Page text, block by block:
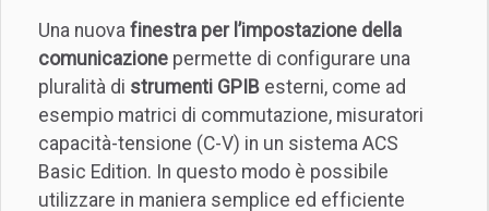
Una nuova finestra per l’impostazione della
comunicazione permette di configurare una
pluralità di strumenti GPIB esterni, come ad
esempio matrici di commutazione, misuratori
capacità-tensione (C-V) in un sistema ACS
Basic Edition. In questo modo è possibile
utilizzare in maniera semplice ed efficiente